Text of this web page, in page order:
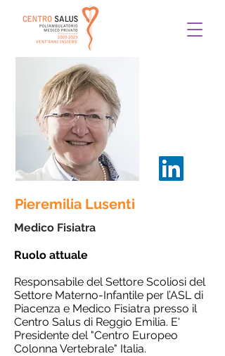
Pieremilia Lusenti
Medico Fisiatra
Ruolo attuale
Responsabile del Settore Scoliosi del
Settore Materno-Infantile per l’ASL di
Piacenza e Medico Fisiatra presso il
Centro Salus di Reggio Emilia. E'
Presidente del "Centro Europeo
Colonna Vertebrale" Italia.